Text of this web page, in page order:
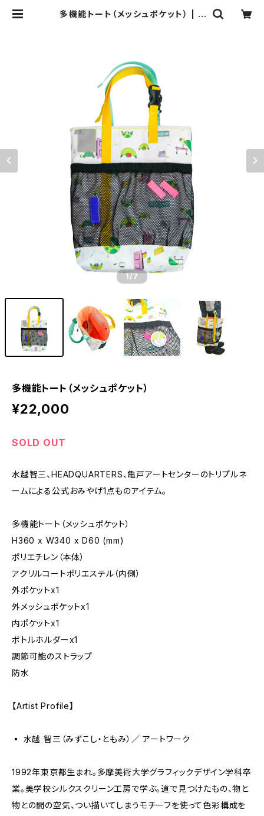
多機能トート（メッシュポケット） | K
1/7
多機能トート（メッシュポケット）
¥22,000
SOLD OUT
水越智三、HEADQUARTERS、亀戸アートセンターのトリプルネ
ームによる公式おみやげ1点ものアイテム。
多機能トート（メッシュポケット）
H360 x W340 x D60 (mm)
ポリエチレン（本体）
アクリルコートポリエステル（内側）
外ポケットx1
外メッシュポケットx1
内ポケットx1
ボトルホルダーx1
調節可能のストラップ
防水
【Artist Profile】
▪️ 水越 智三（みずこし・ともみ）／ アートワーク
1992年東京都生まれ。多摩美術大学グラフィックデザイン学科卒
業。美学校シルクスクリーン工房で学ぶ。道で見つけたもの、物と
物との間の空気、つい描いてしまうモチーフを使って色彩構成を